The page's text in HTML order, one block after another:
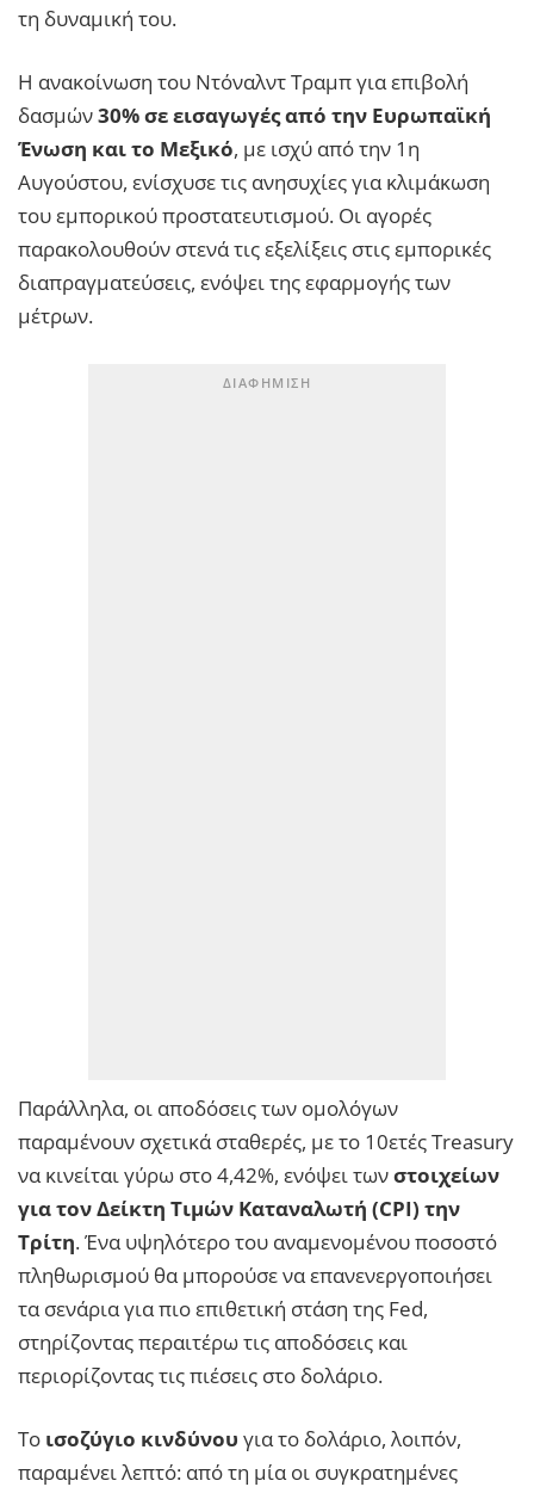
τη δυναμική του.
Η ανακοίνωση του Ντόναλντ Τραμπ για επιβολή
δασμών30% σε εισαγωγές από την Ευρωπαϊκή
Ένωση και το Μεξικό, με ισχύ από την 1η
Αυγούστου, ενίσχυσε τις ανησυχίες για κλιμάκωση
του εμπορικού προστατευτισμού. Οι αγορές
παρακολουθούν στενά τις εξελίξεις στις εμπορικές
διαπραγματεύσεις, ενόψει της εφαρμογής των
μέτρων.
Παράλληλα, οι αποδόσεις των ομολόγων
παραμένουν σχετικά σταθερές, με το 10ετές Treasury
να κινείται γύρω στο 4,42%, ενόψει τωνστοιχείων
για τον Δείκτη Τιμών Καταναλωτή (CPI) την
Τρίτη. Ένα υψηλότερο του αναμενομένου ποσοστό
πληθωρισμού θα μπορούσε να επανενεργοποιήσει
τα σενάρια για πιο επιθετική στάση της Fed,
στηρίζοντας περαιτέρω τις αποδόσεις και
περιορίζοντας τις πιέσεις στο δολάριο.
Το ισοζύγιο κινδύνου για το δολάριο, λοιπόν,
παραμένει λεπτό: από τη μία οι συγκρατημένες